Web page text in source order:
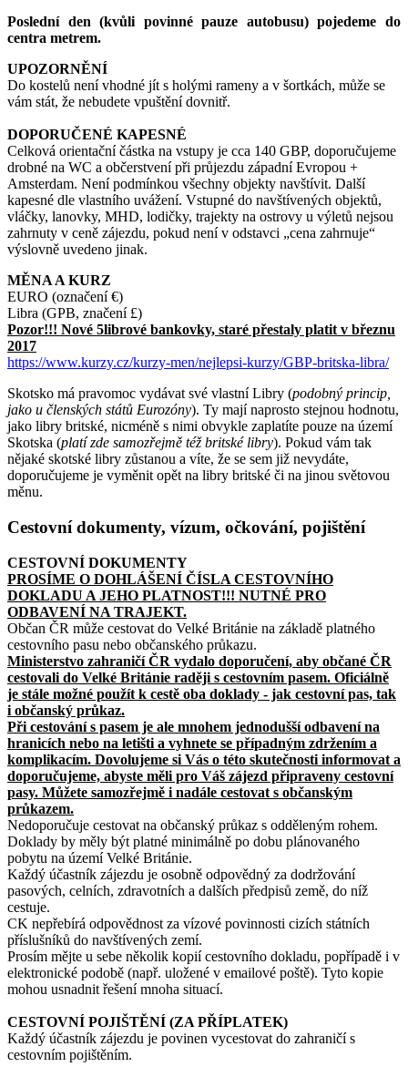
Poslední den (kvůli povinné pauze autobusu) pojedeme do
centra metrem.
UPOZORNĚNÍ
Do kostelů není vhodné jít s holými rameny a v šortkách, může se
vám stát, že nebudete vpuštění dovnitř.
DOPORUČENÉ KAPESNÉ
Celková orientační částka na vstupy je cca 140 GBP, doporučujeme
drobné na WC a občerstvení při průjezdu západní Evropou +
Amsterdam. Není podmínkou všechny objekty navštívit. Další
kapesné dle vlastního uvážení. Vstupné do navštívených objektů,
vláčky, lanovky, MHD, lodičky, trajekty na ostrovy u výletů nejsou
zahrnuty v ceně zájezdu, pokud není v odstavci „cena zahrnuje“
výslovně uvedeno jinak.
MĚNA A KURZ
EURO (označení €)
Libra (GPB, značení £)
Pozor!!! Nové 5librové bankovky, staré přestaly platit v březnu
2017
https://www.kurzy.cz/kurzy-men/nejlepsi-kurzy/GBP-britska-libra/
Skotsko má pravomoc vydávat své vlastní Libry (podobný princip,
jako u členských států Eurozóny). Ty mají naprosto stejnou hodnotu,
jako libry britské, nicméně s nimi obvykle zaplatíte pouze na území
Skotska (platí zde samozřejmě též britské libry). Pokud vám tak
nějaké skotské libry zůstanou a víte, že se sem již nevydáte,
doporučujeme je vyměnit opět na libry britské či na jinou světovou
měnu.
Cestovní dokumenty, vízum, očkování, pojištění
CESTOVNÍ DOKUMENTY
PROSÍME O DOHLÁŠENÍ ČÍSLA CESTOVNÍHO
DOKLADU A JEHO PLATNOST!!! NUTNÉ PRO
ODBAVENÍ NA TRAJEKT.
Občan ČR může cestovat do Velké Británie na základě platného
cestovního pasu nebo občanského průkazu.
Ministerstvo zahraničí ČR vydalo doporučení, aby občané ČR
cestovali do Velké Británie raději s cestovním pasem. Oficiálně
je stále možné použít k cestě oba doklady - jak cestovní pas, tak
i občanský průkaz.
Při cestování s pasem je ale mnohem jednodušší odbavení na
hranicích nebo na letišti a vyhnete se případným zdržením a
komplikacím. Dovolujeme si Vás o této skutečnosti informovat a
doporučujeme, abyste měli pro Váš zájezd připraveny cestovní
pasy. Můžete samozřejmě i nadále cestovat s občanským
průkazem.
Nedoporučuje cestovat na občanský průkaz s odděleným rohem.
Doklady by měly být platné minimálně po dobu plánovaného
pobytu na území Velké Británie.
Každý účastník zájezdu je osobně odpovědný za dodržování
pasových, celních, zdravotních a dalších předpisů země, do níž
cestuje.
CK nepřebírá odpovědnost za vízové povinnosti cizích státních
příslušníků do navštívených zemí.
Prosím mějte u sebe několik kopií cestovního dokladu, popřípadě i v
elektronické podobě (např. uložené v emailové poště). Tyto kopie
mohou usnadnit řešení mnoha situací.
CESTOVNÍ POJIŠTĚNÍ (ZA PŘÍPLATEK)
Každý účastník zájezdu je povinen vycestovat do zahraničí s
cestovním pojištěním.